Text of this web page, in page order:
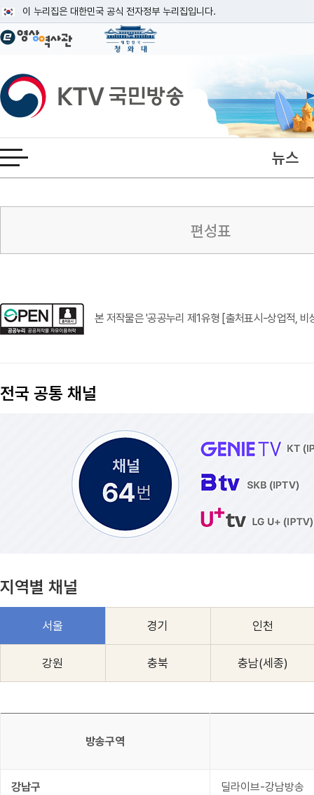
이 누리집은 대한민국 공식 전자정부 누리집입니다.
공식 누리집 주소 확인하기
이밖에 or.kr 또는 .kr등 다른 도메인 주소를 사용하고 있다면 아래 URL에서
운영중인 공식 누리집보기
KTV국민방송
전체메뉴 열기 뉴스
본문
편성표
본 저작물은 '공공누리 제1유형 [출처표시-상업적,
전국 공통 채널
지역별 채널
서울 경기 인천
강원 충북 충남(세종)
방송구역
강남구 딜라이브-강남방송